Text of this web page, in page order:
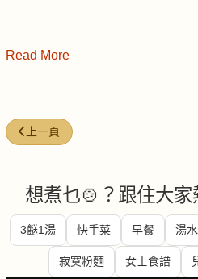
Read More
上一篇文章: 蕃茄洋蔥湯
上一頁
想煮乜🍲？跟住大家
3餸1湯 快手菜 早餐 湯水
寂寞粉麵 女士食譜